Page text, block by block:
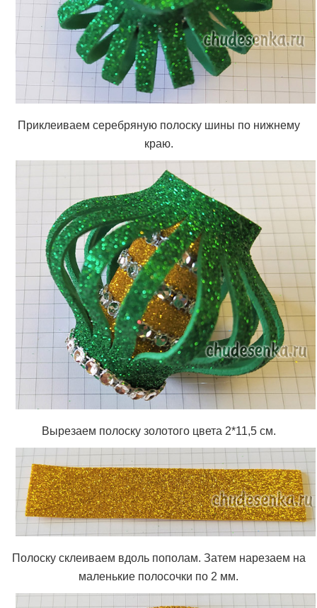
Приклеиваем серебряную полоску шины по нижнему
краю.
Вырезаем полоску золотого цвета 2*11,5 см.
Полоску склеиваем вдоль пополам. Затем нарезаем на
маленькие полосочки по 2 мм.